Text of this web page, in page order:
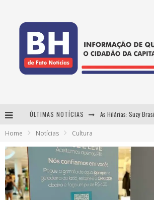
ÚLTIMAS NOTÍCIAS
Home Notícias Cultura